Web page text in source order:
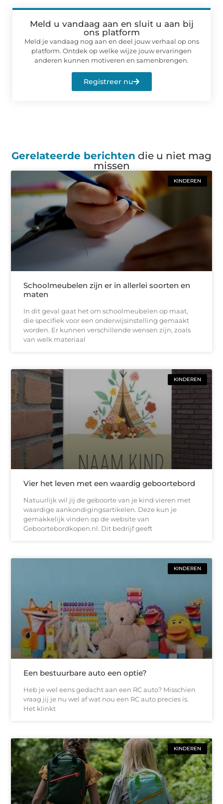
Meld u vandaag aan en sluit u aan bij
ons platform
Meld je vandaag nog aan en deel jouw verhaal op ons
platform. Ontdek op welke wijze jouw ervaringen
anderen kunnen motiveren en samenbrengen.
Registreer nu
Gerelateerde berichten die u niet mag
missen
KINDEREN
Schoolmeubelen zijn er in allerlei soorten en
maten
In dit geval gaat het om schoolmeubelen op maat,
die specifiek voor een onderwijsinstelling gemaakt
worden. Er kunnen verschillende wensen zijn, zoals
van welk materiaal
KINDEREN
Vier het leven met een waardig geboortebord
Natuurlijk wil jij de geboorte van je kind vieren met
waardige aankondigingsartikelen. Deze kun je
gemakkelijk vinden op de website van
Geboortebordkopen.nl. Dit bedrijf geeft
KINDEREN
Een bestuurbare auto een optie?
Heb je wel eens gedacht aan een RC auto? Misschien
vraag jij je nu wel af wat nou een RC auto precies is.
Het klinkt
KINDEREN